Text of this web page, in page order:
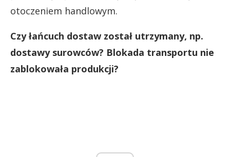
otoczeniem handlowym.
Czy łańcuch dostaw został utrzymany, np.
dostawy surowców? Blokada transportu nie
zablokowała produkcji?